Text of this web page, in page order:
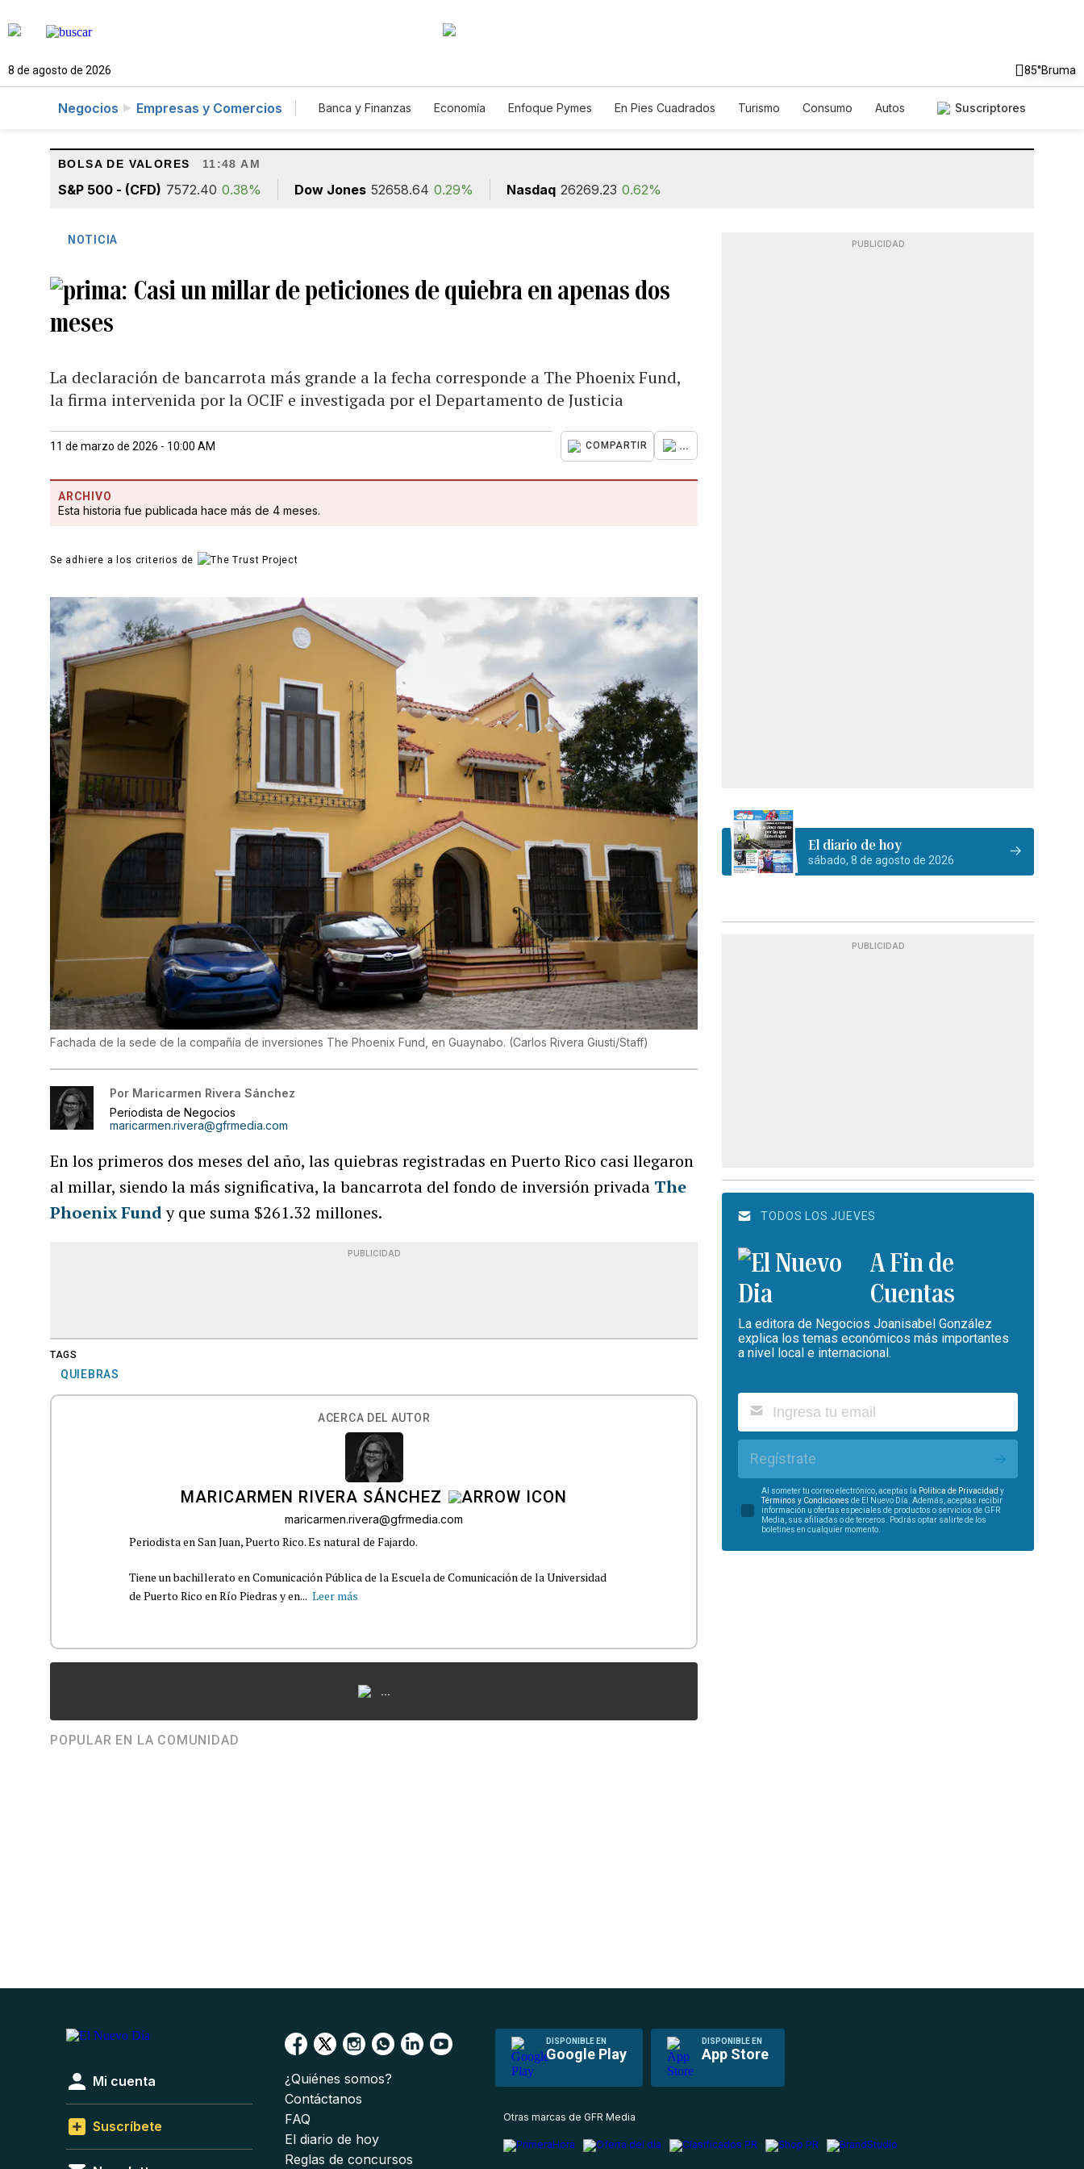
8 de agosto de 2026 85°Bruma
Negocios Empresas y Comercios Banca y Finanzas Economía Enfoque Pymes En Pies Cuadrados Turismo Consumo
Autos
Suscriptores
BOLSA DE VALORES 11:48 AM
S&P 500 - (CFD) 7572.40 0.38% Dow Jones 52658.64 0.29% Nasdaq 26269.23 0.62%
NOTICIA
Casi un millar de peticiones de quiebra en apenas dos
meses
La declaración de bancarrota más grande a la fecha corresponde a The Phoenix Fund,
la firma intervenida por la OCIF e investigada por el Departamento de Justicia
11 de marzo de 2026 - 10:00 AM COMPARTIR ...
ARCHIVO
Esta historia fue publicada hace más de 4 meses.
Se adhiere a los criterios de
Fachada de la sede de la compañía de inversiones The Phoenix Fund, en Guaynabo. (Carlos Rivera Giusti/Staff)
Por Maricarmen Rivera Sánchez
Periodista de Negocios
maricarmen.rivera@gfrmedia.com
En los primeros dos meses del año, las quiebras registradas en Puerto Rico casi llegaron
al millar, siendo la más significativa, la bancarrota del fondo de inversión privada The
Phoenix Fundy que suma $261.32 millones.
PUBLICIDAD
TAGS
QUIEBRAS
ACERCA DEL AUTOR
MARICARMEN RIVERA SÁNCHEZ
maricarmen.rivera@gfrmedia.com
Periodista en San Juan, Puerto Rico. Es natural de Fajardo.
Tiene un bachillerato en Comunicación Pública de la Escuela de Comunicación de la Universidad
de Puerto Rico en Río Piedras y en... Leer más
...
POPULAR EN LA COMUNIDAD
PUBLICIDAD
El diario de hoy
sábado, 8 de agosto de 2026
PUBLICIDAD
TODOS LOS JUEVES
A Fin de
Cuentas
La editora de Negocios Joanisabel González
explica los temas económicos más importantes
a nivel local e internacional.
Regístrate
Al someter tu correo electrónico, aceptas la Política de Privacidad y
Términos y Condiciones de El Nuevo Día. Además, aceptas recibir
información u ofertas especiales de productos o servicios de GFR
Media, sus afiliadas o de terceros. Podrás optar salirte de los
boletines en cualquier momento.
DISPONIBLE EN
Google Play
DISPONIBLE EN
App Store
Mi cuenta
Suscríbete
¿Quiénes somos?
Contáctanos
FAQ
El diario de hoy
Reglas de concursos
Otras marcas de GFR Media